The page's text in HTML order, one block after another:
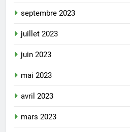
septembre 2023
juillet 2023
juin 2023
mai 2023
avril 2023
mars 2023